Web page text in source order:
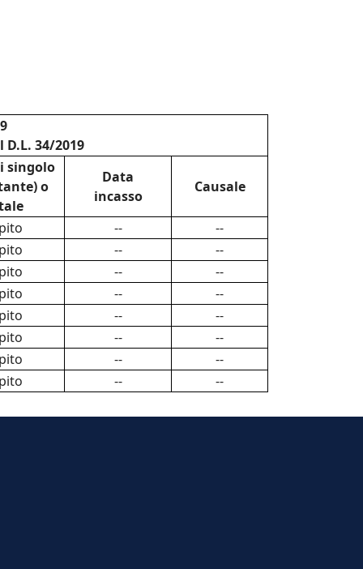
34/2019
singolo
o
Data
incasso
Causale
--
--
--
--
--
--
--
--
--
--
--
--
--
--
-- --